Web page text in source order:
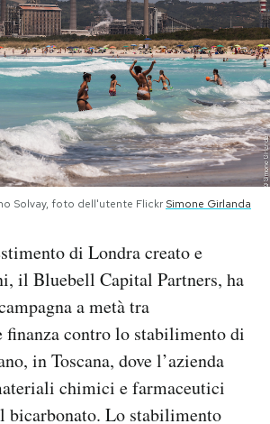
aiuto?
Solvay, foto dell'utente Flickr Simone Girlanda
di Londra creato e
il Bluebell Capital Partners, ha
a metà tra
finanza contro lo stabilimento di
in Toscana, dove l’azienda
chimici e farmaceutici
bicarbonato. Lo stabilimento